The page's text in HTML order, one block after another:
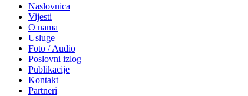
Naslovnica
Vijesti
O nama
Usluge
Foto / Audio
Poslovni izlog
Publikacije
Kontakt
Partneri